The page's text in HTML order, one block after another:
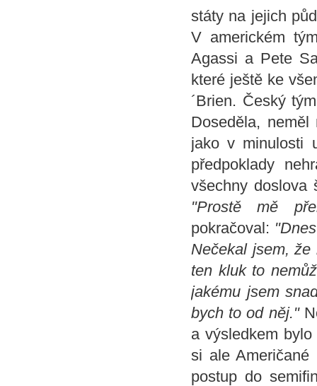
státy na jejich
V americkém
Agassi a Pete
které ještě ke
´Brien. Český
Doseděla,
jako v minulosti
předpoklady
všechny doslova
"Prostě mě
pokračoval:
Nečekal jsem, že
ten kluk to
jakému jsem
bych to od něj."
a výsledkem
si ale Američané
postup do